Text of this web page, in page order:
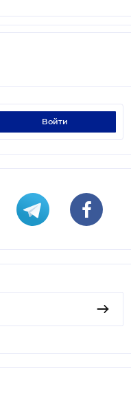
войти